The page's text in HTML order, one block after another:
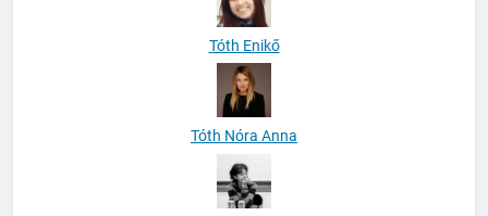
Tóth Enikő
Tóth Nóra Anna